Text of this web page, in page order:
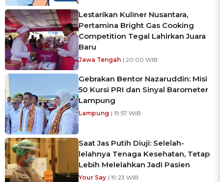
Lestarikan Kuliner Nusantara,
Pertamina Bright Gas Cooking
Competition Tegal Lahirkan Juara
Baru
Jawa Tengah | 20:00 WIB
Gebrakan Bentor Nazaruddin: Misi
50 Kursi PRI dan Sinyal Barometer
Lampung
Lampung | 19:57 WIB
Saat Jas Putih Diuji: Selelah-
lelahnya Tenaga Kesehatan, Tetap
Lebih Melelahkan Jadi Pasien
Your Say | 19:23 WIB